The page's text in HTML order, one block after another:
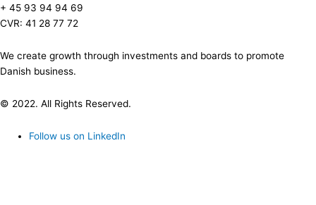
+ 45 93 94 94 69
CVR: 41 28 77 72
We create growth through investments and boards to promote
Danish business.
© 2022. All Rights Reserved.
Follow us on LinkedIn